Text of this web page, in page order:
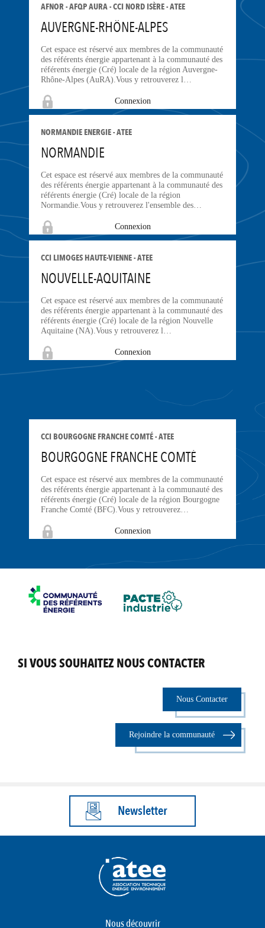
AFNOR - AFQP AURA - CCI NORD ISÈRE - ATEE
AUVERGNE-RHÔNE-ALPES
Cet espace est réservé aux membres de la communauté
des référents énergie appartenant à la communauté des
référents énergie (Cré) locale de la région Auvergne-
Rhône-Alpes (AuRA).Vous y retrouverez l…
Connexion
NORMANDIE ENERGIE - ATEE
NORMANDIE
Cet espace est réservé aux membres de la communauté
des référents énergie appartenant à la communauté des
référents énergie (Cré) locale de la région
Normandie.Vous y retrouverez l'ensemble des…
Connexion
CCI LIMOGES HAUTE-VIENNE - ATEE
NOUVELLE-AQUITAINE
Cet espace est réservé aux membres de la communauté
des référents énergie appartenant à la communauté des
référents énergie (Cré) locale de la région Nouvelle
Aquitaine (NA).Vous y retrouverez l…
Connexion
CCI BOURGOGNE FRANCHE COMTÉ - ATEE
BOURGOGNE FRANCHE COMTÉ
Cet espace est réservé aux membres de la communauté
des référents énergie appartenant à la communauté des
référents énergie (Cré) locale de la région Bourgogne
Franche Comté (BFC).Vous y retrouverez…
Connexion
SI VOUS SOUHAITEZ NOUS CONTACTER
Nous Contacter
Rejoindre la communauté
Newsletter
Nous découvrir